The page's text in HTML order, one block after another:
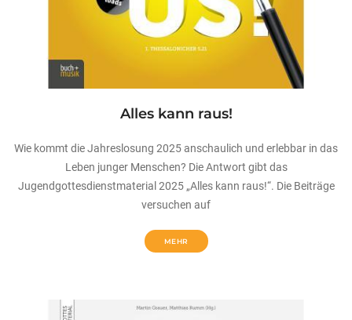
Alles kann raus!
Wie kommt die Jahreslosung 2025 anschaulich und erlebbar in das
Leben junger Menschen? Die Antwort gibt das
Jugendgottesdienstmaterial 2025 „Alles kann raus!“. Die Beiträge
versuchen auf
MEHR